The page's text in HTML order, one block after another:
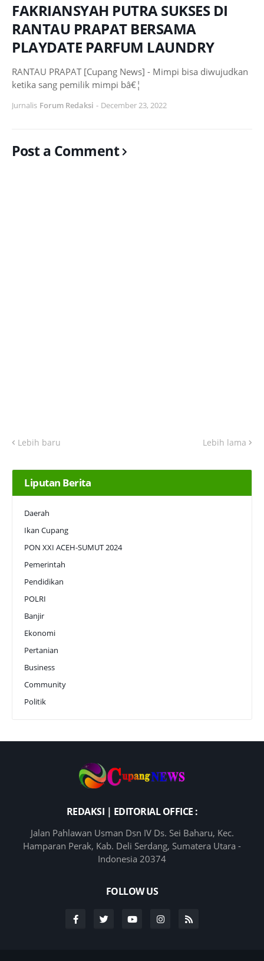
FAKRIANSYAH PUTRA SUKSES DI
RANTAU PRAPAT BERSAMA
PLAYDATE PARFUM LAUNDRY
RANTAU PRAPAT [Cupang News] - Mimpi bisa diwujudkan
ketika sang pemilik mimpi bâ€¦
Jurnalis Forum Redaksi - December 23, 2022
Post a Comment
Lebih baru Lebih lama
Liputan Berita
Daerah
Ikan Cupang
PON XXI ACEH-SUMUT 2024
Pemerintah
Pendidikan
POLRI
Banjir
Ekonomi
Pertanian
Business
Community
Politik
REDAKSI | EDITORIAL OFFICE :
Jalan Pahlawan Usman Dsn IV Ds. Sei Baharu, Kec.
Hamparan Perak, Kab. Deli Serdang, Sumatera Utara -
Indonesia 20374
FOLLOW US